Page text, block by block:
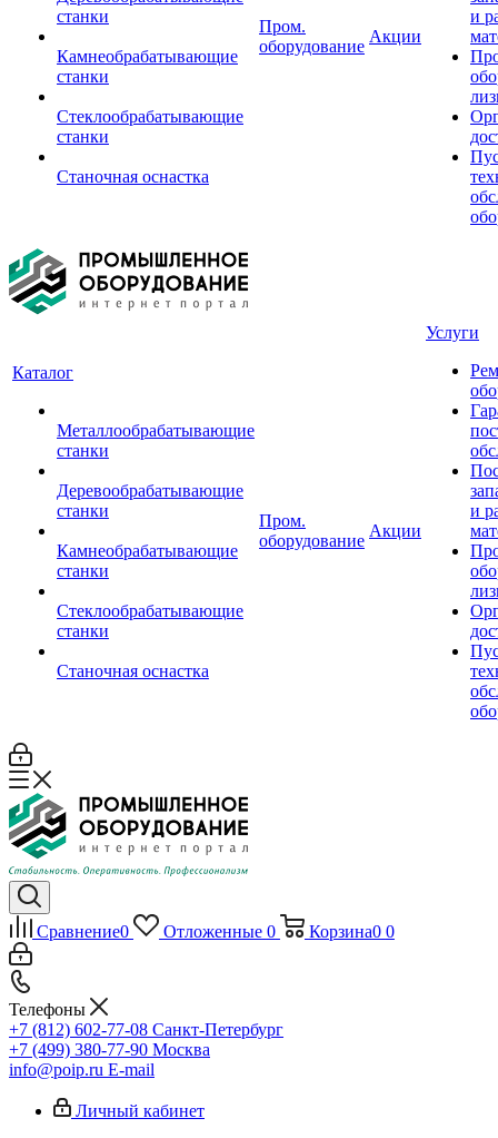
станки
Камнеобрабатывающие
станки
Стеклообрабатывающие
станки
Станочная оснастка
Пром.
оборудование
Акции
и
Каталог
Металлообрабатывающие
станки
Деревообрабатывающие
станки
Камнеобрабатывающие
станки
Стеклообрабатывающие
станки
Станочная оснастка
Пром.
оборудование
Акции
Услуги
и
Сравнение0 Отложенные 0 Корзина0 0
Телефоны
+7 (812) 602-77-08 Санкт-Петербург
+7 (499) 380-77-90 Москва
info@poip.ru E-mail
Личный кабинет